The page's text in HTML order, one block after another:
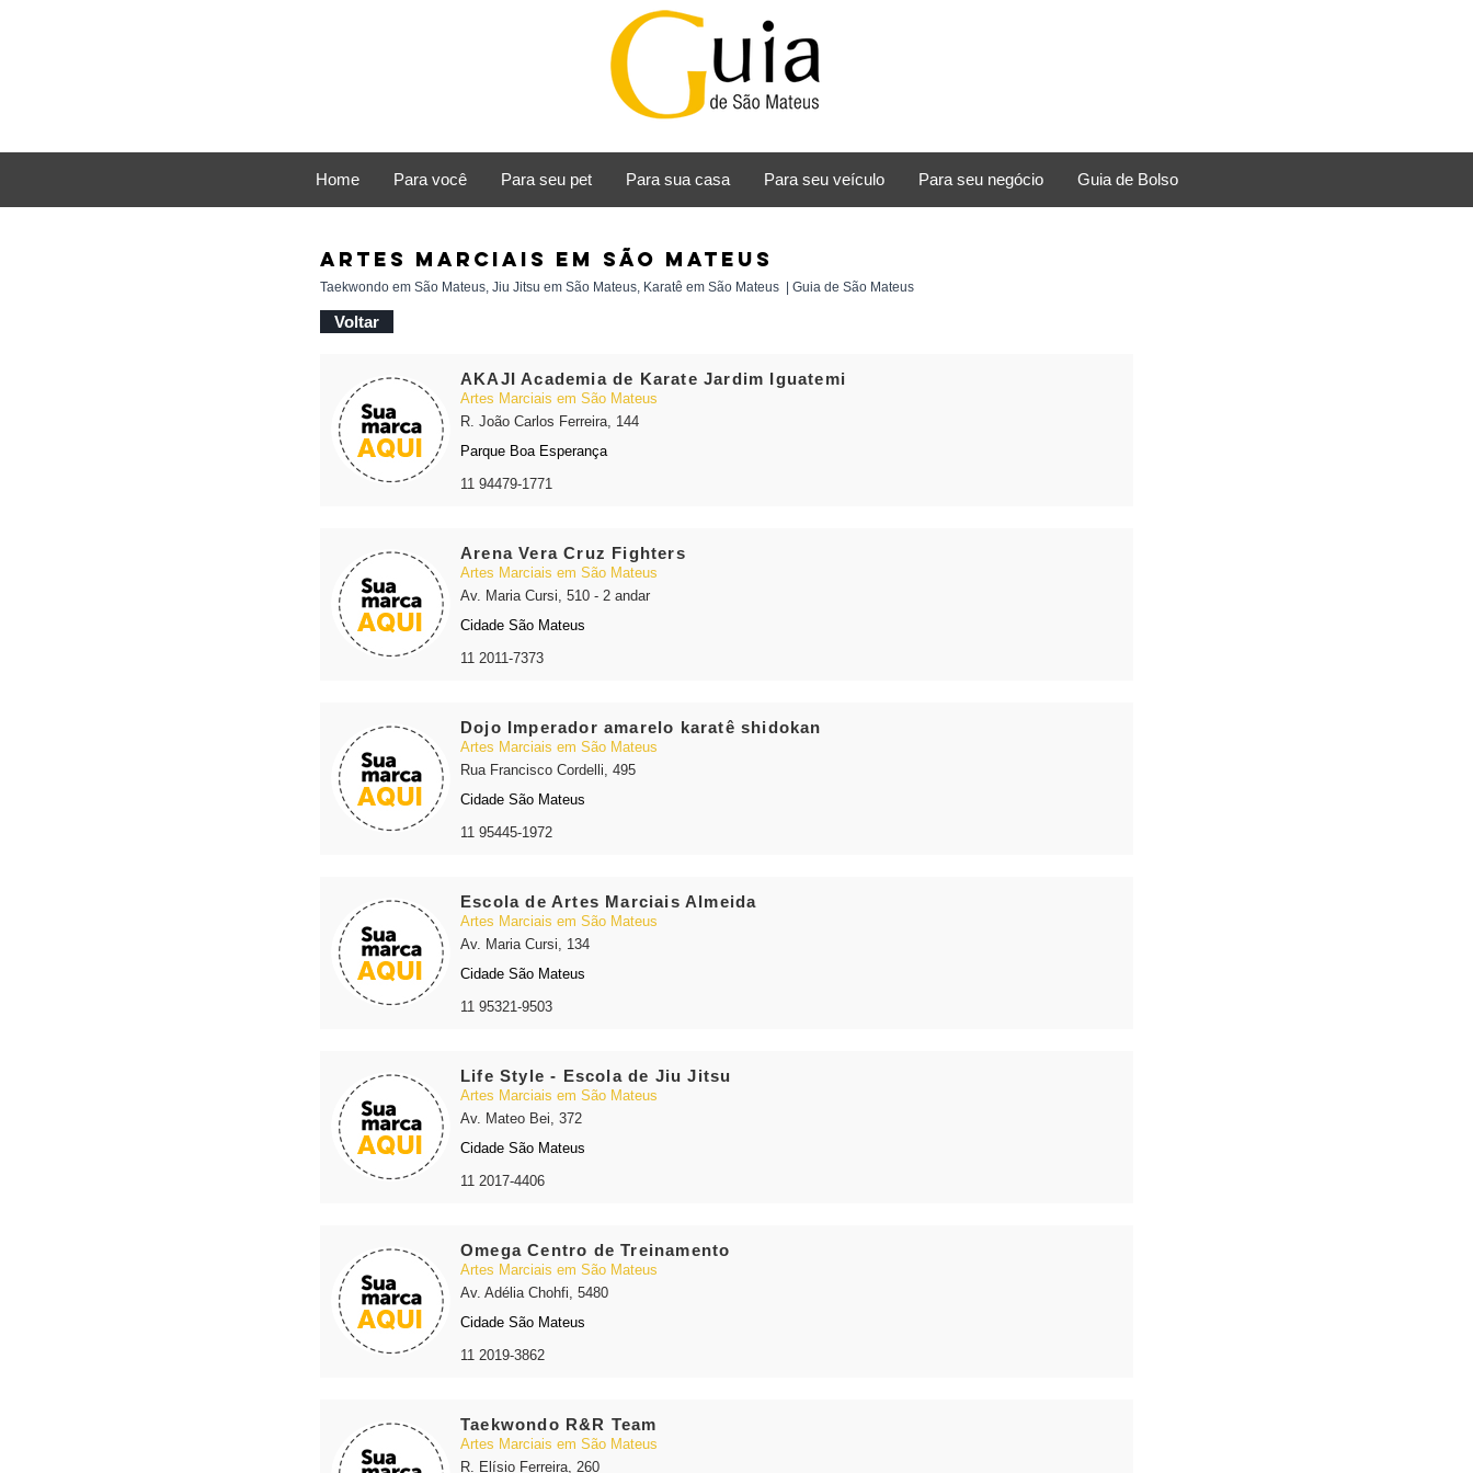
Home Para você Para seu pet Para sua casa Para seu veículo Para seu negócio Guia de Bolso
ARTES MARCIAIS em São Mateus
Taekwondo em São Mateus, Jiu Jitsu em São Mateus, Karatê em São Mateus | Guia de São Mateus
Voltar
AKAJI Academia de Karate Jardim Iguatemi
Artes Marciais em São Mateus
R. João Carlos Ferreira, 144
Parque Boa Esperança
11 94479-1771
Arena Vera Cruz Fighters
Artes Marciais em São Mateus
Av. Maria Cursi, 510 - 2 andar
Cidade São Mateus
11 2011-7373
Dojo Imperador amarelo karatê shidokan
Artes Marciais em São Mateus
Rua Francisco Cordelli, 495
Cidade São Mateus
11 95445-1972
Escola de Artes Marciais Almeida
Artes Marciais em São Mateus
Av. Maria Cursi, 134
Cidade São Mateus
11 95321-9503
Life Style - Escola de Jiu Jitsu
Artes Marciais em São Mateus
Av. Mateo Bei, 372
Cidade São Mateus
11 2017-4406
Omega Centro de Treinamento
Artes Marciais em São Mateus
Av. Adélia Chohfi, 5480
Cidade São Mateus
11 2019-3862
Taekwondo R&R Team
Artes Marciais em São Mateus
R. Elísio Ferreira, 260